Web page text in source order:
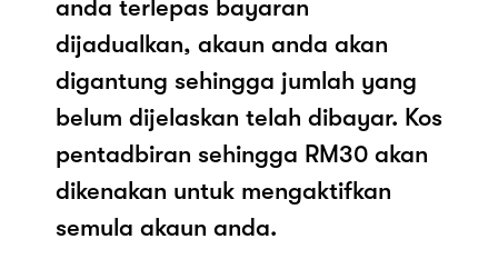
anda terlepas bayaran
dijadualkan, akaun anda akan
digantung sehingga jumlah yang
belum dijelaskan telah dibayar. Kos
pentadbiran sehingga RM30 akan
dikenakan untuk mengaktifkan
semula akaun anda.